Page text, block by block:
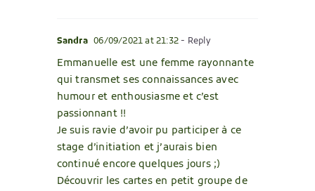
Sandra 06/09/2021 at 21:32- Reply
Emmanuelle est une femme rayonnante
qui transmet ses connaissances avec
humour et enthousiasme et c’est
passionnant !!
Je suis ravie d’avoir pu participer à ce
stage d’initiation et j’aurais bien
continué encore quelques jours ;)
Découvrir les cartes en petit groupe de